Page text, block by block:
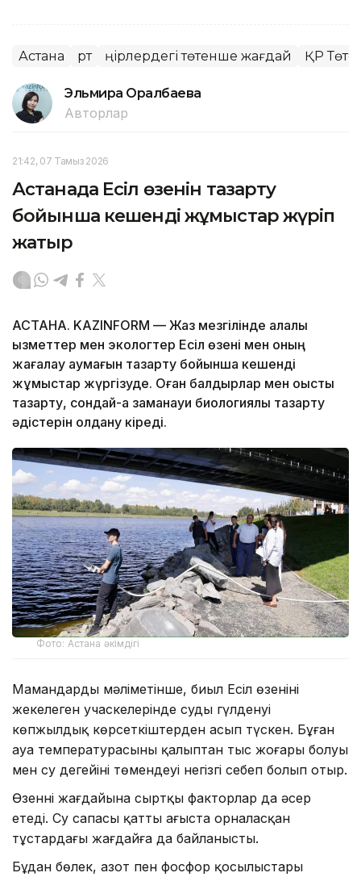
Астана Өрт Өңірлердегі төтенше жағдай ҚР
Эльмира Оралбаева
Авторлар
21:42, 07 Тамыз 2026
Астанада Есіл өзенін тазарту
бойынша кешенді жұмыстар жүріп
жатыр
АСТАНА. KAZINFORM — Жаз мезгілінде қалалық
қызметтер мен экологтер Есіл өзені мен оның
жағалау аумағын тазарту бойынша кешенді
жұмыстар жүргізуде. Оған балдырлар мен қоқысты
тазарту, сондай-ақ заманауи биологиялық тазарту
әдістерін қолдану кіреді.
Фото: Астана әкімдігі
Мамандардың мәліметінше, биыл Есіл өзенінің
жекелеген учаскелерінде судың гүлденуі
көпжылдық көрсеткіштерден асып түскен. Бұған
ауа температурасының қалыптан тыс жоғары болуы
мен су деңгейінің төмендеуі негізгі себеп болып отыр.
Өзеннің жағдайына сыртқы факторлар да әсер
етеді. Су сапасы қатты ағыста орналасқан
тұстардағы жағдайға да байланысты.
Бұдан бөлек, азот пен фосфор қосылыстары